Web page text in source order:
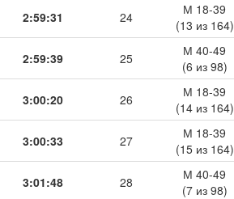
2:59:31 24
М 18-39
(13 из 164)
2:59:39 25
М 40-49
(6 из 98)
3:00:20 26
М 18-39
(14 из 164)
3:00:33 27
М 18-39
(15 из 164)
3:01:48 28
М 40-49
(7 из 98)